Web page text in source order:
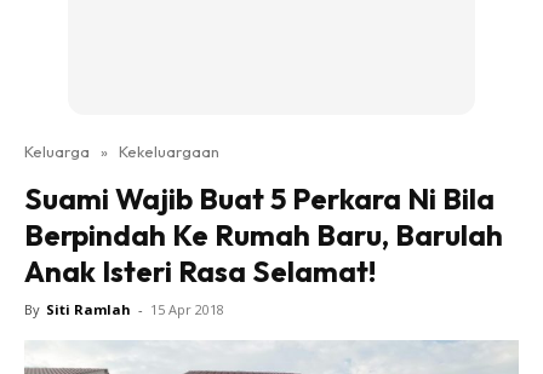
Keluarga » Kekeluargaan
Suami Wajib Buat 5 Perkara Ni Bila
Berpindah Ke Rumah Baru, Barulah
Anak Isteri Rasa Selamat!
By Siti Ramlah - 15 Apr 2018